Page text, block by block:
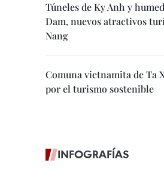
Túneles de Ky Anh y
Dam, nuevos atractivos
Nang
Comuna vietnamita de Ta
por el turismo sostenible
INFOGRAFÍAS